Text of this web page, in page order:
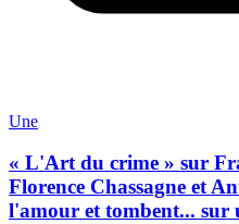
Une
« L'Art du crime » sur
Florence Chassagne et
l'amour et tombent... sur